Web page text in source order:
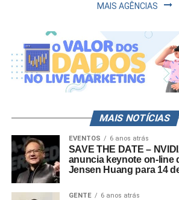
MAIS AGÊNCIAS
MAIS NOTÍCIAS
EVENTOS 6 anos atrás
SAVE THE DATE –
anuncia keynote on-line
Jensen Huang para 14
GENTE 6 anos atrás